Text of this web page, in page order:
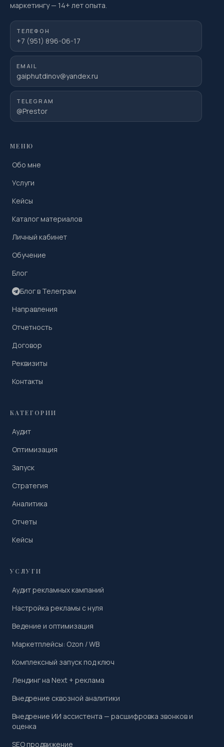
маркетингу— 14+ лет опыта.
ТЕЛЕФОН
+7 (951) 896-06-17
EMAIL
gaiphutdinov@yandex.ru
TELEGRAM
@Prestor
МЕНЮ
Обо мне
Услуги
Кейсы
Каталог материалов
Личный кабинет
Обучение
Блог
Блог в Телеграм
Направления
Отчетность
Договор
Реквизиты
Контакты
КАТЕГОРИИ
Аудит
Оптимизация
Запуск
Стратегия
Аналитика
Отчеты
Кейсы
УСЛУГИ
Аудит рекламных кампаний
Настройка рекламы с нуля
Ведение и оптимизация
Маркетплейсы: Ozon / WB
Комплексный запуск под ключ
Лендинг на Next + реклама
Внедрение сквозной аналитики
Внедрение ИИ ассистента — расшифровка звонков и
оценка
SEO продвижение